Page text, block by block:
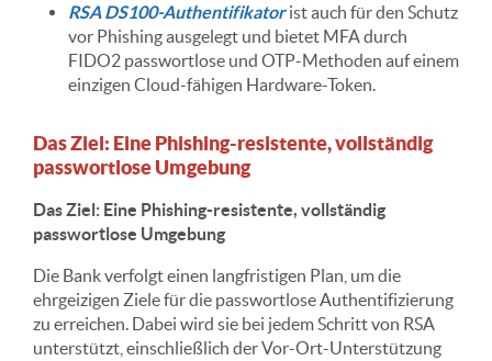
RSA DS100-Authentifikatorist auch für den Schutz
vor Phishing ausgelegt und bietet MFA durch
FIDO2 passwortlose und OTP-Methoden auf einem
einzigen Cloud-fähigen Hardware-Token.
Das Ziel: Eine Phishing-resistente, vollständig
passwortlose Umgebung
Das Ziel: Eine Phishing-resistente, vollständig
passwortlose Umgebung
Die Bank verfolgt einen langfristigen Plan, um die
ehrgeizigen Ziele für die passwortlose Authentifizierung
zu erreichen. Dabei wird sie bei jedem Schritt von RSA
unterstützt, einschließlich der Vor-Ort-Unterstützung